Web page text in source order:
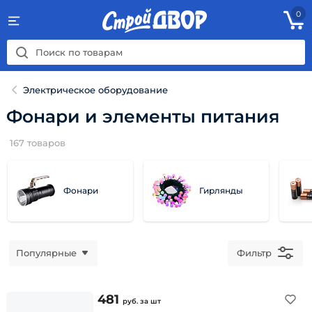
0
Электрическое оборудование
Фонари и элементы питания
167 товаров
Фонари Гирлянды
Популярные Фильтр
481 руб. за шт